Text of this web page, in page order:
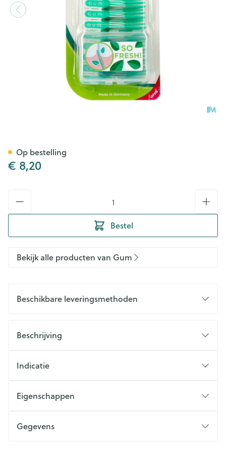
€ 8,20
Bestel
Op bestelling
Bekijk alle producten van Gum
Beschikbare leveringsmethoden
Beschrijving
Indicatie
Eigenschappen
Gegevens